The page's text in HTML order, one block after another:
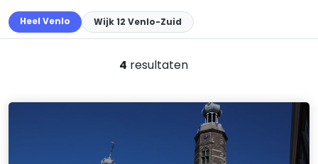
Heel Venlo Wijk 12 Venlo-Zuid
4 resultaten